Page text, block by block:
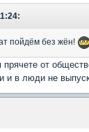
пойдём без жён!
от
и в люди не